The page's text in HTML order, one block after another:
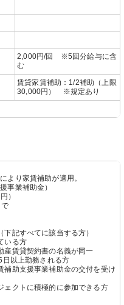
2,000円/回 ※5回分給与に含
む
賃貸家賃補助：1/2補助（上限
30,000円） ※規定あり
より家賃補助が適用。
事業補助金）
）
記すべてに該当する方）
いる方
産賃貸契約書の名義が同一
以上勤務される方
補助支援事業補助金の交付を受け
ェクトに積極的に参加できる方